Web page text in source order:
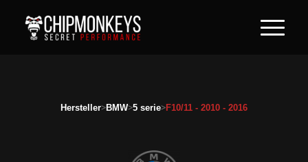
Hersteller>BMW>5 serie>F10/11 - 2010 - 2016